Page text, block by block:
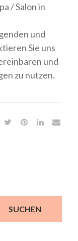
/ Salon in
und
Sie uns
und
zu nutzen.
SUCHEN